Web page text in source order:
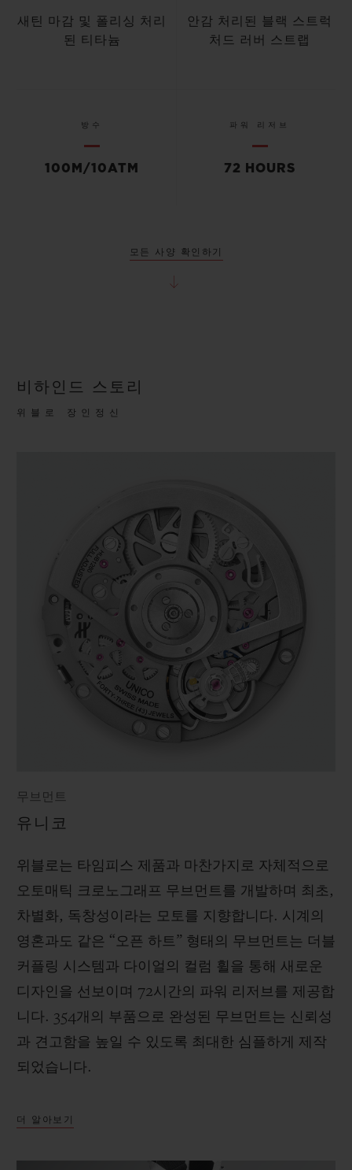
새틴 마감 및 폴리싱 처리
된 티타늄
안감 처리된 블랙 스트럭
처드 러버 스트랩
방수
100M/10ATM
파워 리저브
72 HOURS
모든 사양 확인하기
비하인드 스토리
위블로 장인정신
무브먼트
유니코
위블로는 타임피스 제품과 마찬가지로 자체적으로
오토매틱 크로노그래프 무브먼트를 개발하며 최초,
차별화, 독창성이라는 모토를 지향합니다. 시계의
영혼과도 같은 “오픈 하트” 형태의 무브먼트는 더블
커플링 시스템과 다이얼의 컬럼 휠을 통해 새로운
디자인을 선보이며 72시간의 파워 리저브를 제공합
니다. 354개의 부품으로 완성된 무브먼트는 신뢰성
과 견고함을 높일 수 있도록 최대한 심플하게 제작
되었습니다.
더 알아보기